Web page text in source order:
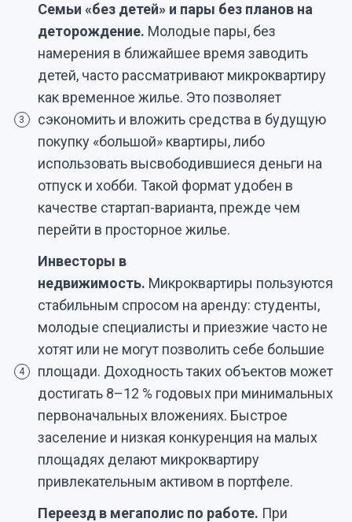
3
Семьи «без детей» и пары без планов на
деторождение. Молодые пары, без
намерения в ближайшее время заводить
детей, часто рассматривают микроквартиру
как временное жилье. Это позволяет
сэкономить и вложить средства в будущую
покупку «большой» квартиры, либо
использовать высвободившиеся деньги на
отпуск и хобби. Такой формат удобен в
качестве стартап-варианта, прежде чем
перейти в просторное жилье.
4
Инвесторы в
недвижимость. Микроквартиры пользуются
стабильным спросом на аренду: студенты,
молодые специалисты и приезжие часто не
хотят или не могут позволить себе большие
площади. Доходность таких объектов может
достигать 8–12 % годовых при минимальных
первоначальных вложениях. Быстрое
заселение и низкая конкуренция на малых
площадях делают микроквартиру
привлекательным активом в портфеле.
Переезд в мегаполис по работе. При